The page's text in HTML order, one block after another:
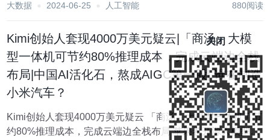
将AI的炒作转化为现实。 好消息是，他们在这方面越来越擅
大数据 2024-06-25 人工智能 880阅读
Kimi创始人套现4000万美元疑云|「商汤」大模
型一体机可节约80%推理成本，完成云端边全栈
布局|中国AI活化石，熬成AIGC第一股| 谁在制造
小米汽车？
Kimi创始人套现4000万美元疑云 「商汤」大模型一体机可节
约80%推理成本，完成云端边全栈布局 苹果卷开源大模型，
关闭